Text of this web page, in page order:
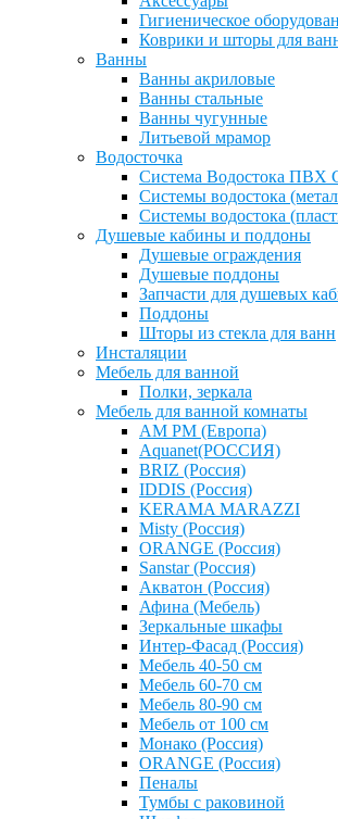
Гигиеническое
Коврики и шторы для
Ванны
Ванны акриловые
Ванны стальные
Ванны чугунные
Литьевой мрамор
Водосточка
Система Водостока ПВХ
Системы водостока
Системы водостока
Душевые кабины и поддоны
Душевые ограждения
Душевые поддоны
Запчасти для душевых
Поддоны
Шторы из стекла для ванн
Инсталяции
Мебель для ванной
Полки, зеркала
Мебель для ванной комнаты
AM PM (Европа)
Aquanet(РОССИЯ)
BRIZ (Россия)
IDDIS (Россия)
KERAMA MARAZZI
Misty (Россия)
ОRANGE (Россия)
Sanstar (Россия)
Акватон (Россия)
Афина (Мебель)
Зеркальные шкафы
Интер-Фасад (Россия)
Мебель 40-50 см
Мебель 60-70 см
Мебель 80-90 см
Мебель от 100 см
Монако (Россия)
ОRANGE (Россия)
Пеналы
Тумбы с раковиной